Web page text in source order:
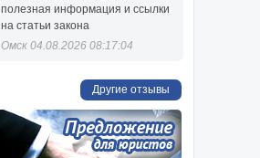
полезная информация и ссылки
на статьи закона
Омск 04.08.2026 08:17:04
Другие отзывы